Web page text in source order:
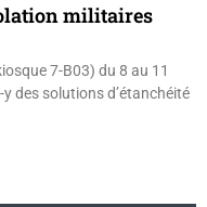
militaires
7-B03) du 8 au 11
des solutions d’étanchéité